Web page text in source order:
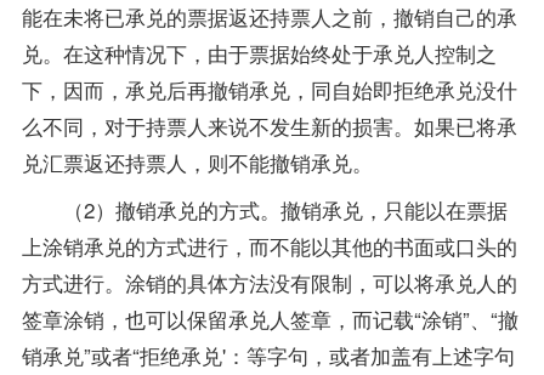
能在未将已承兑的票据返还持票人之前，撤销自己的承
兑。在这种情况下，由于票据始终处于承兑人控制之
下，因而，承兑后再撤销承兑，同自始即拒绝承兑没什
么不同，对于持票人来说不发生新的损害。如果已将承
兑汇票返还持票人，则不能撤销承兑。
（2）撤销承兑的方式。撤销承兑，只能以在票据
上涂销承兑的方式进行，而不能以其他的书面或口头的
方式进行。涂销的具体方法没有限制，可以将承兑人的
签章涂销，也可以保留承兑人签章，而记载“涂销”、“撤
销承兑”或者“拒绝承兑'：等字句，或者加盖有上述字句